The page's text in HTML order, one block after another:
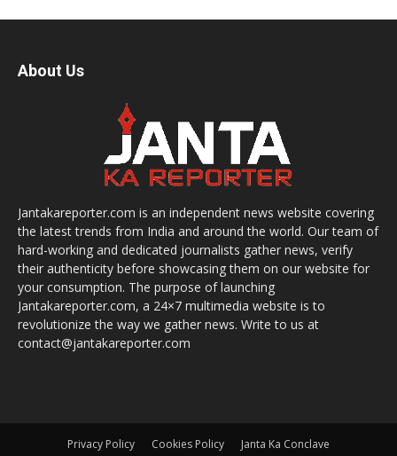
About Us
Jantakareporter.com is an independent news website covering
the latest trends from India and around the world. Our team of
hard-working and dedicated journalists gather news, verify
their authenticity before showcasing them on our website for
your consumption. The purpose of launching
Jantakareporter.com, a 24×7 multimedia website is to
revolutionize the way we gather news. Write to us at
contact@jantakareporter.com
Privacy Policy Cookies Policy Janta Ka Conclave